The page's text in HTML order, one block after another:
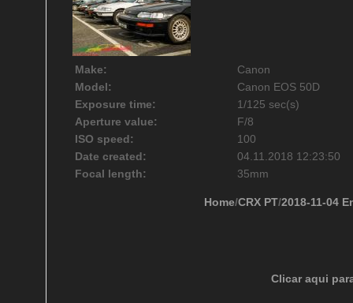
Make:
Canon
Model:
Canon EOS 50D
Exposure time:
1/125 sec(s)
Aperture value:
F/8
ISO speed:
100
Date created:
04.11.2018 12:23:50
Focal length:
35mm
Home/CRX PT/2018-11-04
Clicar aqui